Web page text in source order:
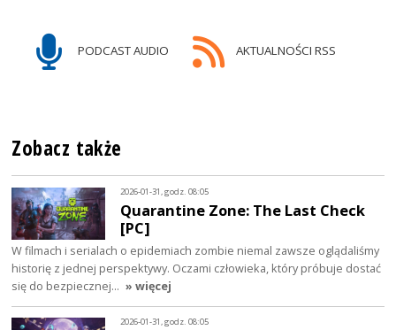
PODCAST AUDIO AKTUALNOŚCI RSS
Zobacz także
2026-01-31, godz. 08:05
Quarantine Zone: The Last Check
[PC]
W filmach i serialach o epidemiach zombie niemal zawsze oglądaliśmy
historię z jednej perspektywy. Oczami człowieka, który próbuje dostać
się do bezpiecznej… » więcej
2026-01-31, godz. 08:05